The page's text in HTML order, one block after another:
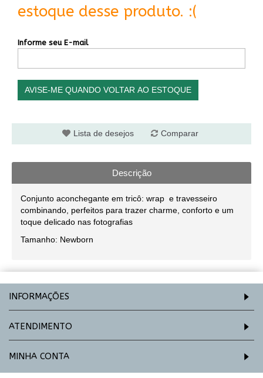
estoque desse produto. :(
Informe seu E-mail
AVISE-ME QUANDO VOLTAR AO ESTOQUE
Lista de desejos Comparar
Descrição
Conjunto aconchegante em tricô: wrap e travesseiro
combinando, perfeitos para trazer charme, conforto e um
toque delicado nas fotografias
Tamanho: Newborn
INFORMAÇÕES
ATENDIMENTO
MINHA CONTA